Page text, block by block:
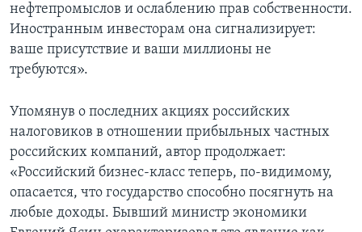
нефтепромыслов и ослаблению прав собственности.
Иностранным инвесторам она сигнализирует:
ваше присутствие и ваши миллионы не
требуются».
Упомянув о последних акциях российских
налоговиков в отношении прибыльных частных
российских компаний, автор продолжает:
«Российский бизнес-класс теперь, по-видимому,
опасается, что государство способно посягнуть на
любые доходы. Бывший министр экономики